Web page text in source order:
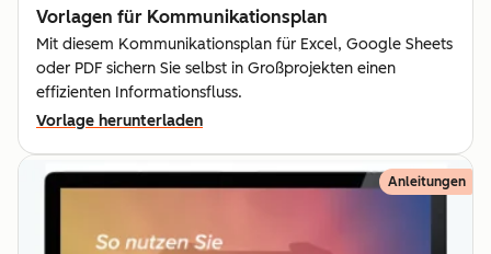
Vorlagen für Kommunika­tionsplan
Mit diesem Kommunikationsplan für Excel, Google Sheets
oder PDF sichern Sie selbst in Großprojekten einen
effizienten Informationsfluss.
Vorlage herunterladen
Anleitungen